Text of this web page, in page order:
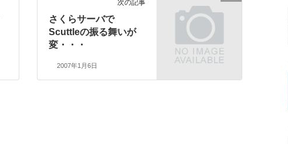
次の記事
さくらサーバで
Scuttleの振る舞いが
変・・・
2007年1月6日